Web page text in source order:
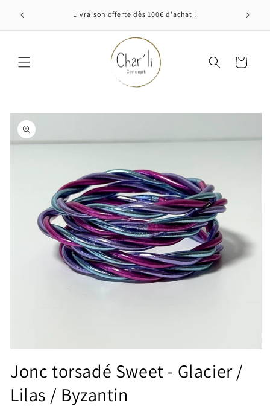
passer
Livraison offerte dès 100€ d'achat !
Panier
Passer aux
informations
produits
média
1
dans
une
Jonc torsadé Sweet - Glacier /
Lilas / Byzantin